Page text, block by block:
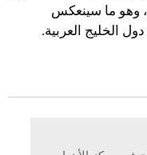
وهو ما سينعكس
الخليج العربية.